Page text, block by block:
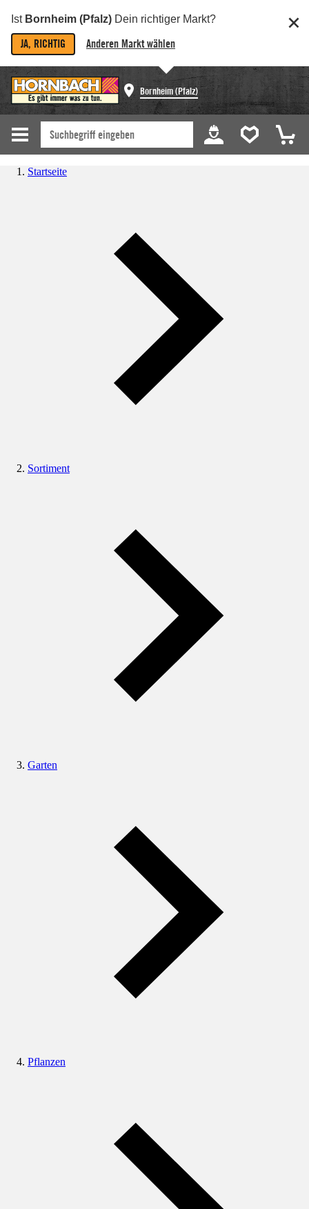
Ist Bornheim (Pfalz) Dein richtiger Markt?
JA, RICHTIG Anderen Markt wählen
Bornheim (Pfalz)
Startseite
Sortiment
Garten
Pflanzen